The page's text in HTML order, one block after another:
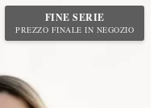
FINE SERIE
PREZZO FINALE IN NEGOZIO